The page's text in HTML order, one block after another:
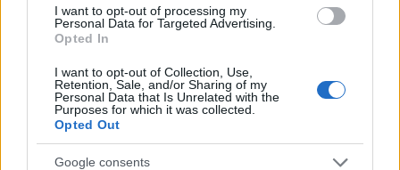
I want to opt-out of processing my
Personal Data for Targeted Advertising.
Opted In
I want to opt-out of Collection, Use,
Retention, Sale, and/or Sharing of my
Personal Data that Is Unrelated with the
Purposes for which it was collected.
Opted Out
Google consents
Lucía Herrera · 7 Ago 2026